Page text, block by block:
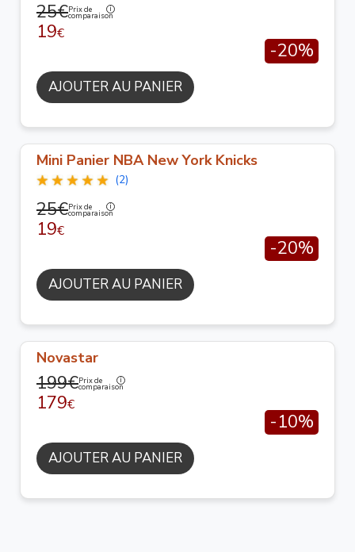
25€Prix de
comparaison
19€
-20%
AJOUTER AU PANIER
Mini Panier NBA New York Knicks
(2)
25€Prix de
comparaison
19€
-20%
AJOUTER AU PANIER
Novastar
199€Prix de
comparaison
179€
-10%
AJOUTER AU PANIER